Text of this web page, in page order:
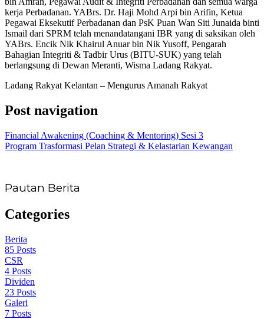
kerja Perbadanan. YABrs. Dr. Haji Mohd Arpi bin Arifin, Ketua
Pegawai Eksekutif Perbadanan dan PsK Puan Wan Siti Junaida binti
Ismail dari SPRM telah menandatangani IBR yang di saksikan oleh
YABrs. Encik Nik Khairul Anuar bin Nik Yusoff, Pengarah
Bahagian Integriti & Tadbir Urus (BITU-SUK) yang telah
berlangsung di Dewan Meranti, Wisma Ladang Rakyat.
Ladang Rakyat Kelantan – Mengurus Amanah Rakyat
Post navigation
Financial Awakening (Coaching & Mentoring) Sesi 3
Program Trasformasi Pelan Strategi & Kelastarian Kewangan
Pautan Berita
Categories
Berita
85 Posts
CSR
4 Posts
Dividen
23 Posts
Galeri
7 Posts